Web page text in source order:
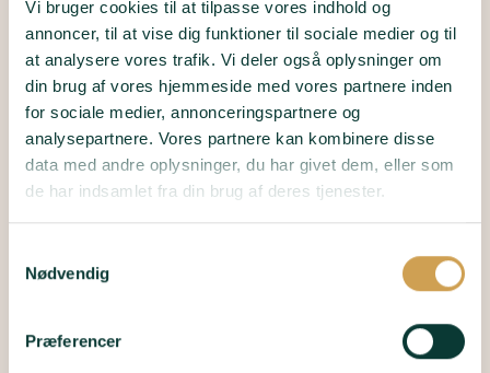
Vi bruger cookies til at tilpasse vores indhold og
annoncer, til at vise dig funktioner til sociale medier og til
at analysere vores trafik. Vi deler også oplysninger om
din brug af vores hjemmeside med vores partnere inden
for sociale medier, annonceringspartnere og
analysepartnere. Vores partnere kan kombinere disse
data med andre oplysninger, du har givet dem, eller som
de har indsamlet fra din brug af deres tjenester.
Nødvendig
Præferencer
flasker, så har vi sat dette MAX på.
Vi gør hver dag vores ypperste for at leve op til de helt
utrolige ⭐️⭐️⭐️⭐️⭐️ anmeldelser, der ligger på Trustpilot og
Facebook. Vi er taknemmelige for hver og en, fordi de
holder os ydmyge overfor den service, vi ønsker at yde
vores medlemmer.
Hvad er vigtigt for os
Medlemmernes oplevelse og kvaliteten af det, vi sender
vi fokus på bæredygtighed og prioriterer også dansk